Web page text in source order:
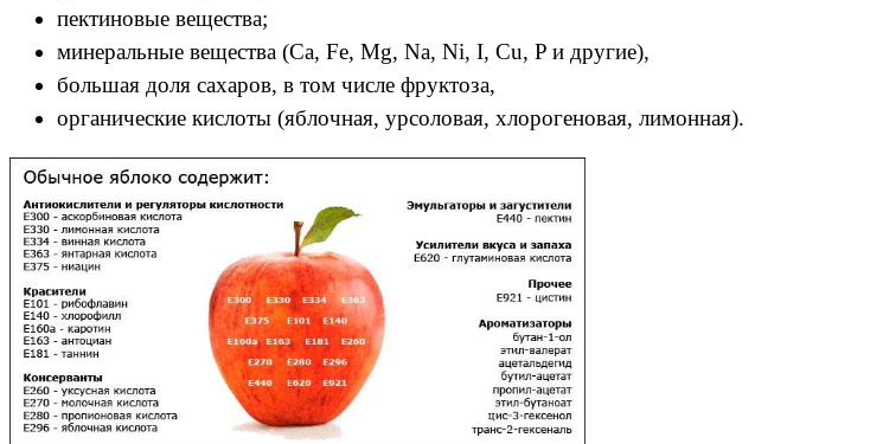
пектиновые вещества;
минеральные вещества (Ca, Fe, Mg, Na, Ni, I, Cu, P и другие),
большая доля сахаров, в том числе фруктоза,
органические кислоты (яблочная, урсоловая, хлорогеновая, лимонная).